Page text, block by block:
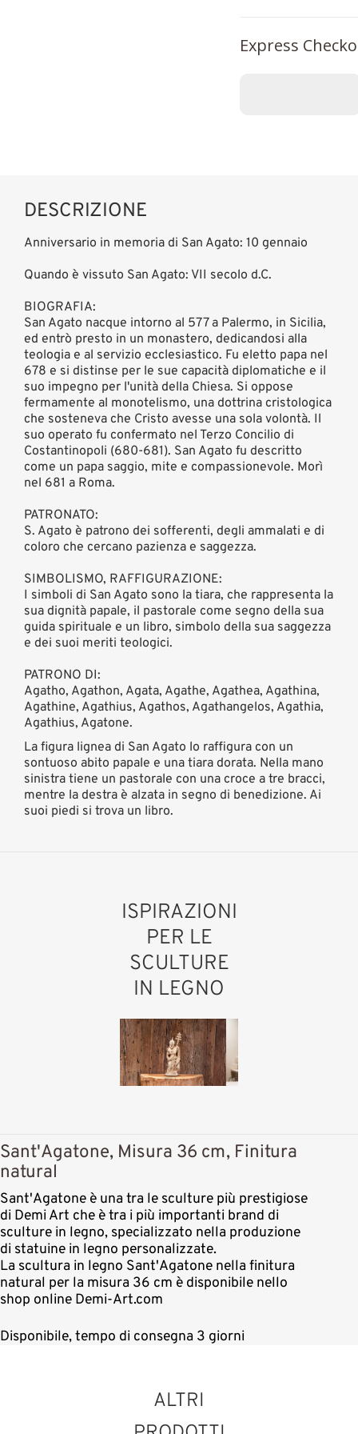
Express
DESCRIZIONE
Anniversario in memoria di San Agato: 10 gennaio
Quando è vissuto San Agato: VII secolo d.C.
BIOGRAFIA:
San Agato nacque intorno al 577 a Palermo, in Sicilia,
ed entrò presto in un monastero, dedicandosi alla
teologia e al servizio ecclesiastico. Fu eletto papa nel
678 e si distinse per le sue capacità diplomatiche e il
suo impegno per l'unità della Chiesa. Si oppose
fermamente al monotelismo, una dottrina cristologica
che sosteneva che Cristo avesse una sola volontà. Il
suo operato fu confermato nel Terzo Concilio di
Costantinopoli (680-681). San Agato fu descritto
come un papa saggio, mite e compassionevole. Morì
nel 681 a Roma.
PATRONATO:
S. Agato è patrono dei sofferenti, degli ammalati e di
coloro che cercano pazienza e saggezza.
SIMBOLISMO, RAFFIGURAZIONE:
I simboli di San Agato sono la tiara, che rappresenta la
sua dignità papale, il pastorale come segno della sua
guida spirituale e un libro, simbolo della sua saggezza
e dei suoi meriti teologici.
PATRONO DI:
Agatho, Agathon, Agata, Agathe, Agathea, Agathina,
Agathine, Agathius, Agathos, Agathangelos, Agathia,
Agathius, Agatone.
La figura lignea di San Agato lo raffigura con un
sontuoso abito papale e una tiara dorata. Nella mano
sinistra tiene un pastorale con una croce a tre bracci,
mentre la destra è alzata in segno di benedizione. Ai
suoi piedi si trova un libro.
ISPIRAZIONI
PER LE
SCULTURE
IN LEGNO
Sant'Agatone, Misura 36 cm, Finitura
natural
Sant'Agatone è una tra le sculture più prestigiose
di Demi Art che è tra i più importanti brand di
sculture in legno, specializzato nella produzione
di statuine in legno personalizzate.
La scultura in legno Sant'Agatone nella finitura
natural per la misura 36 cm è disponibile nello
shop online Demi-Art.com
Disponibile, tempo di consegna 3 giorni
ALTRI